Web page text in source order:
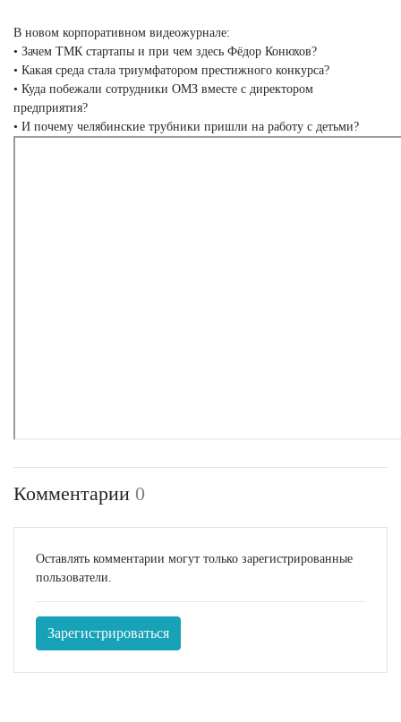
В новом корпоративном видеожурнале:
• Зачем ТМК стартапы и при чем здесь Фёдор Конюхов?
• Какая среда стала триумфатором престижного конкурса?
• Куда побежали сотрудники ОМЗ вместе с директором
предприятия?
• И почему челябинские трубники пришли на работу с детьми?
Комментарии 0
Оставлять комментарии могут только зарегистрированные
пользователи.
Зарегистрироваться